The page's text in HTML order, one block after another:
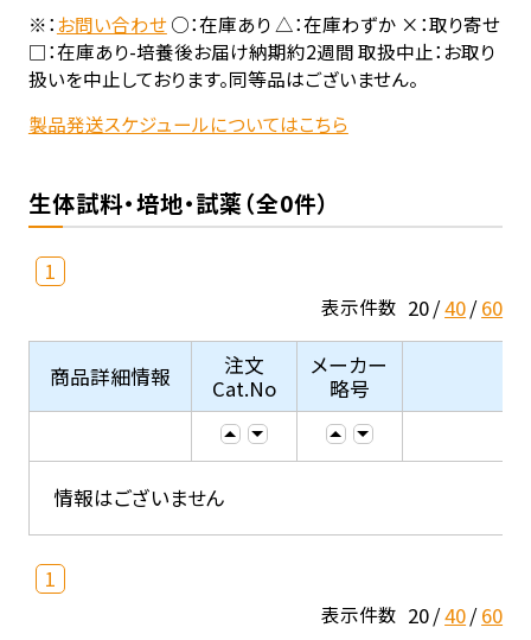
※：お問い合わせ○：在庫あり △：在庫わずか ×：取り寄せ
□：在庫あり-培養後お届け納期約2週間 取扱中止：お取り
扱いを中止しております。同等品はございません。
製品発送スケジュールについてはこちら
生体試料・培地・試薬（全0件）
1
表示件数 20 40 60
商品詳細情報
注文
Cat.No
メーカー
略号
情報はございません
1
表示件数 20 40 60